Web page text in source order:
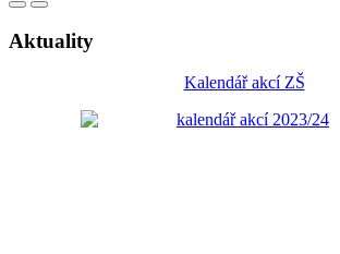
Aktuality
Kalendář akcí ZŠ